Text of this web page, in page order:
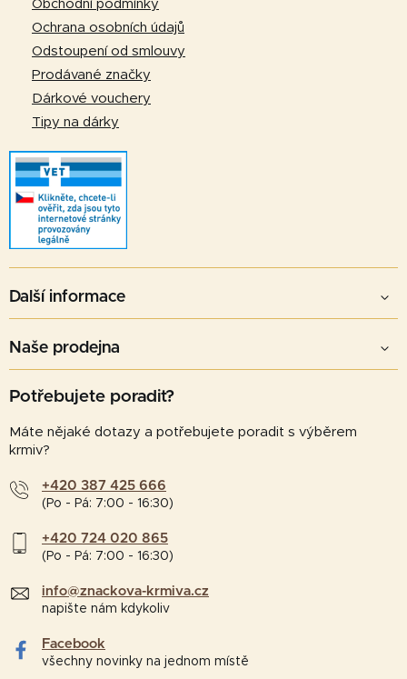
Obchodní podmínky
Ochrana osobních údajů
Odstoupení od smlouvy
Prodávané značky
Dárkové vouchery
Tipy na dárky
Další informace
Naše prodejna
Potřebujete poradit?
Máte nějaké dotazy a potřebujete poradit s výběrem
krmiv?
+420 387 425 666
(Po - Pá: 7:00 - 16:30)
+420 724 020 865
(Po - Pá: 7:00 - 16:30)
info@znackova-krmiva.cz
napište nám kdykoliv
Facebook
všechny novinky na jednom místě